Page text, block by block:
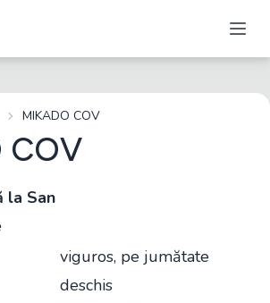
MIKADO COV
COV
la San
viguros, pe jumătate
deschis